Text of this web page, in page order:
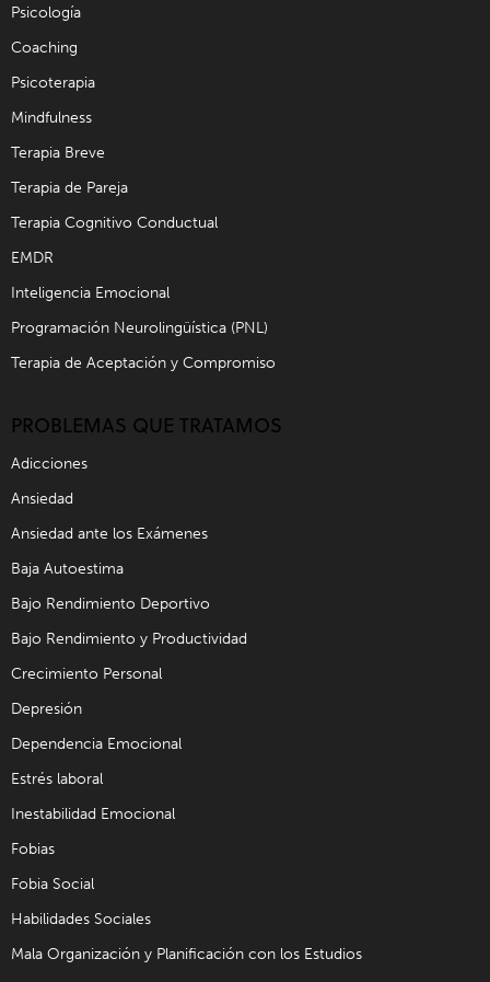
Psicología
Coaching
Psicoterapia
Mindfulness
Terapia Breve
Terapia de Pareja
Terapia Cognitivo Conductual
EMDR
Inteligencia Emocional
Programación Neurolingüística (PNL)
Terapia de Aceptación y Compromiso
PROBLEMAS QUE TRATAMOS
Adicciones
Ansiedad
Ansiedad ante los Exámenes
Baja Autoestima
Bajo Rendimiento Deportivo
Bajo Rendimiento y Productividad
Crecimiento Personal
Depresión
Dependencia Emocional
Estrés laboral
Inestabilidad Emocional
Fobias
Fobia Social
Habilidades Sociales
Mala Organización y Planificación con los Estudios